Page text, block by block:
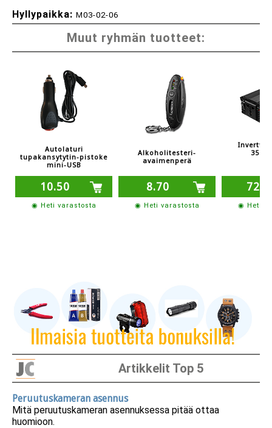
Hyllypaikka: M03-02-06
Muut ryhmän tuotteet:
Autolaturi
tupakansytytin-pistoke
mini-USB
10.50
◉ Heti varastosta
Alkoholitesteri-
avaimenperä
8.70
◉ Heti varastosta
Invertteri
350/
◉ Heti
Artikkelit Top 5
Peruutuskameran asennus
Mitä peruutuskameran asennuksessa pitää ottaa
huomioon.